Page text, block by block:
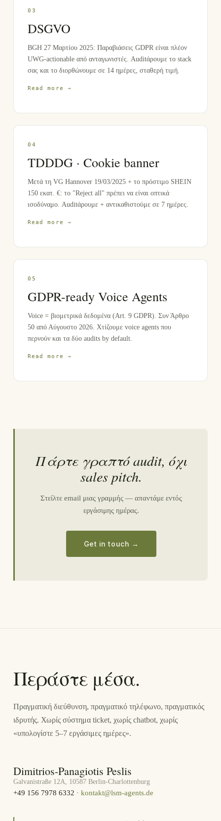
0 3
DSGVO
BGH 27 Μαρτίου 2025: Παραβιάσεις GDPR είναι πλέον
UWG-actionable από ανταγωνιστές. Auditάρουμε το stack
σας και το διορθώνουμε σε 14 ημέρες, σταθερή τιμή.
Read more →
0 4
TDDDG · Cookie banner
Μετά τη VG Hannover 19/03/2025 + το πρόστιμο SHEIN
150 εκατ. €: το "Reject all" πρέπει να είναι οπτικά
ισοδύναμο. Auditάρουμε + αντικαθιστούμε σε 7 ημέρες.
Read more →
0 5
GDPR-ready Voice Agents
Voice = βιομετρικά δεδομένα (Art. 9 GDPR). Συν Άρθρο
50 από Αύγουστο 2026. Χτίζουμε voice agents που
περνούν και τα δύο audits by default.
Read more →
Πάρτε γραπτό audit, όχι
sales pitch.
Στείλτε email μιας γραμμής — απαντάμε εντός
εργάσιμης ημέρας.
Get in touch →
Περάστε μέσα.
Πραγματική διεύθυνση, πραγματικό τηλέφωνο, πραγματικός
ιδρυτής. Χωρίς σύστημα ticket, χωρίς chatbot, χωρίς
«υπολογίστε 5–7 εργάσιμες ημέρες».
Dimitrios-Panagiotis Peslis
Galvanistraße 12A, 10587 Berlin-Charlottenburg
+49 156 7978 6332 · kontakt@lsm-agents.de